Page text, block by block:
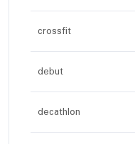
crossfit
debut
decathlon